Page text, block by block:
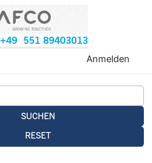
+49 551 89403013
Anmelden
SUCHEN
RESET